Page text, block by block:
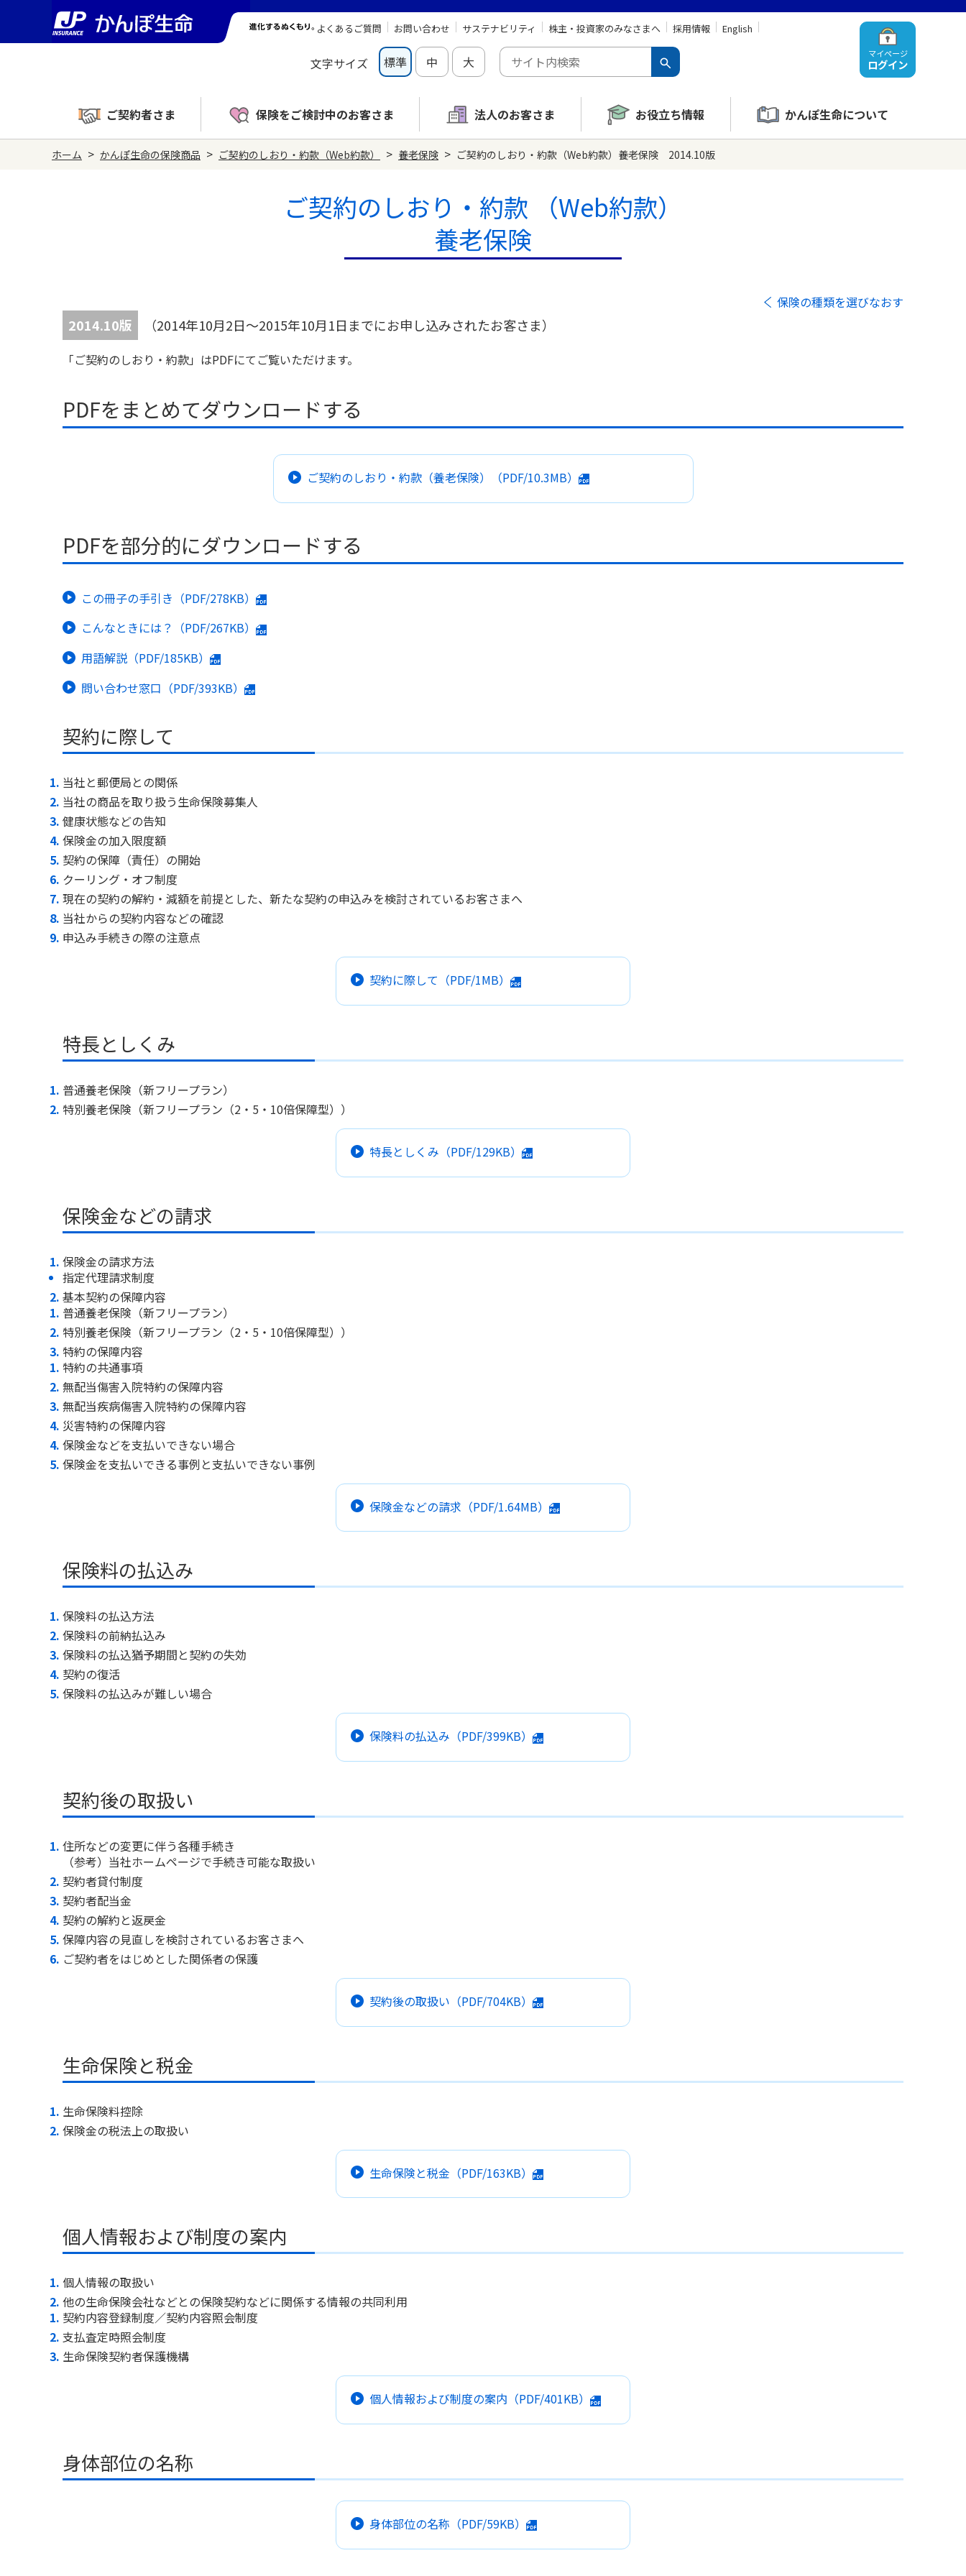
マイページ
ログイン
よくあるご質問 お問い合わせ サステナビリティ 株主・投資家のみなさまへ 採用情報 English
文字サイズ 標準 中 大
ご契約者さま 保険をご検討中のお客さま 法人のお客さま お役立ち情報 かんぽ生命について
ホーム > かんぽ生命の保険商品 > ご契約のしおり・約款（Web約款） > 養老保険 > ご契約のしおり・約款（Web約款）養老保険 2014.10版
ご契約のしおり・約款
（Web約款）
養老保険
保険の種類を選びなおす
2014.10版 （2014年10月2日～2015年10月1日までにお申し込みされたお客さま）
「ご契約のしおり・約款」はPDFにてご覧いただけます。
PDFをまとめてダウンロードする
ご契約のしおり・約款（養老保険） （PDF/10.3MB）
PDFを部分的にダウンロードする
この冊子の手引き（PDF/278KB）
こんなときには？（PDF/267KB）
用語解説（PDF/185KB）
問い合わせ窓口（PDF/393KB）
契約に際して
当社と郵便局との関係
当社の商品を取り扱う生命保険募集人
健康状態などの告知
保険金の加入限度額
契約の保障（責任）の開始
クーリング・オフ制度
現在の契約の解約・減額を前提とした、新たな契約の申込みを検討されているお客さまへ
当社からの契約内容などの確認
申込み手続きの際の注意点
契約に際して （PDF/1MB）
特長としくみ
普通養老保険（新フリープラン）
特別養老保険（新フリープラン（2・5・10倍保障型））
特長としくみ （PDF/129KB）
保険金などの請求
保険金の請求方法
指定代理請求制度
基本契約の保障内容
普通養老保険（新フリープラン）
特別養老保険（新フリープラン（2・5・10倍保障型））
特約の保障内容
特約の共通事項
無配当傷害入院特約の保障内容
無配当疾病傷害入院特約の保障内容
災害特約の保障内容
保険金などを支払いできない場合
保険金を支払いできる事例と支払いできない事例
保険金などの請求 （PDF/1.64MB）
保険料の払込み
保険料の払込方法
保険料の前納払込み
保険料の払込猶予期間と契約の失効
契約の復活
保険料の払込みが難しい場合
保険料の払込み （PDF/399KB）
契約後の取扱い
住所などの変更に伴う各種手続き
（参考）当社ホームページで手続き可能な取扱い
契約者貸付制度
契約者配当金
契約の解約と返戻金
保障内容の見直しを検討されているお客さまへ
ご契約者をはじめとした関係者の保護
契約後の取扱い （PDF/704KB）
生命保険と税金
生命保険料控除
保険金の税法上の取扱い
生命保険と税金 （PDF/163KB）
個人情報および制度の案内
個人情報の取扱い
他の生命保険会社などとの保険契約などに関係する情報の共同利用
契約内容登録制度／契約内容照会制度
支払査定時照会制度
生命保険契約者保護機構
個人情報および制度の案内 （PDF/401KB）
身体部位の名称
身体部位の名称 （PDF/59KB）